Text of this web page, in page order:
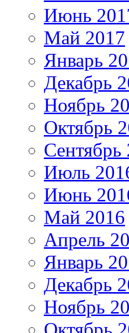
Июнь
Май 2017
Январь
Декабрь
Ноябрь
Октябрь
Сентябрь
Июль
Июнь
Май 2016
Апрель
Январь
Декабрь
Ноябрь